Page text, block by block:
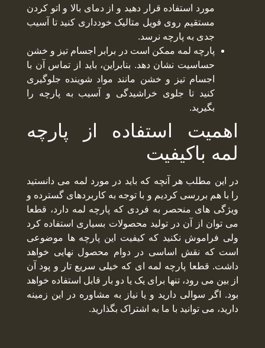
مورد استفاده قرار دهید و از دمای بالا و اتو کردن
مستقیم روی فویل متالیک خودداری کنید تا آسیب
جدی به پارچه نرسد.
پارچه لمه ممکن است در برابر اجسام تیز و خشن
حساسیت نشان دهد. بنابراین، باید از تماس آن با
اجسام تیز و خشن مانند مواد شوینده جلوگیری
کنید تا جلوی خراشیدگی و آسیب به پارچه را
بگیرید.
اهمیت استفاده از پارچه
لمه باکیفیت
در این مطلب هر آنچه که باید در مورد لمه می دانستید
را با هم بررسی کردیم و با توجه به کاربردهای گسترده و
ویژگی های منحصر به فردی که پارچه لمه دارد، قطعا
می توان از آن در تولید محصولات بسیاری استفاده کرد
ولی فراموش نکنید که کیفیت این پارچه ها موضوعی
است که نقش اساسی در دوام محصول نهایی خواهد
داشت. قطعا پارچه لمه ای که خیلی سریع تار و پود آن
از بین می رود، تنها برای یک یا دو بار قابل استفاده خواهد
بود. اگر سوالی دارید و یا نیاز به مشاوره در این زمینه
دارید، می توانید با ما به اشتراک بگذارید.